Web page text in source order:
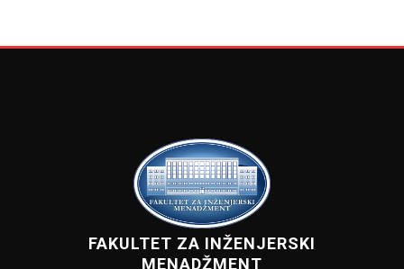
FAKULTET ZA INŽENJERSKI
MENADŽMENT